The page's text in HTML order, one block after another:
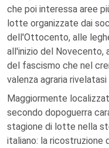
che poi interessa aree
lotte organizzate dai
dell'Ottocento, alle
all'inizio del Novecento,
del fascismo che nel
valenza agraria
Maggiormente
secondo dopoguerra
stagione di lotte nella
italiano: la ricostruzione